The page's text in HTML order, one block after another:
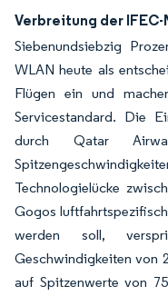
Verbreitung der
Siebenundsiebzig
WLAN heute als
Flügen ein und
Servicestandard. Die
durch Qatar
Technologielücke
Gogos
werden soll,
Geschwindigkeiten von
auf Spitzenwerte von